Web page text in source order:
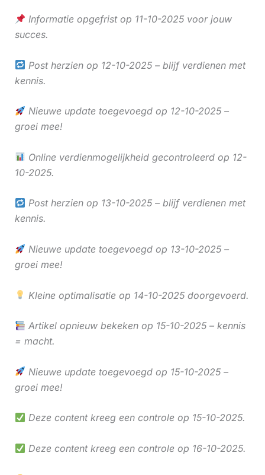
Informatie opgefrist op 11-10-2025 voor jouw
succes.
Post herzien op 12-10-2025 – blijf verdienen met
kennis.
Nieuwe update toegevoegd op 12-10-2025 –
groei mee!
Online verdienmogelijkheid gecontroleerd op 12-
10-2025.
Post herzien op 13-10-2025 – blijf verdienen met
kennis.
Nieuwe update toegevoegd op 13-10-2025 –
groei mee!
Kleine optimalisatie op 14-10-2025 doorgevoerd.
Artikel opnieuw bekeken op 15-10-2025 – kennis
= macht.
Nieuwe update toegevoegd op 15-10-2025 –
groei mee!
Deze content kreeg een controle op 15-10-2025.
Deze content kreeg een controle op 16-10-2025.